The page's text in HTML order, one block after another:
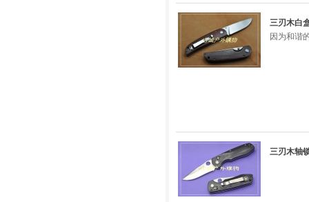
三刃木白
因为和谐
三刃木轴